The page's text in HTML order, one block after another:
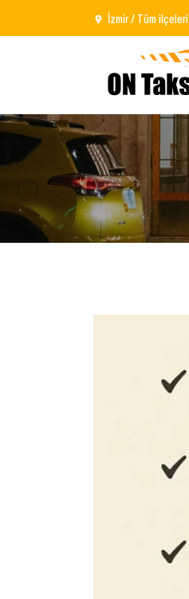
İzmir / Tüm ilçeleri